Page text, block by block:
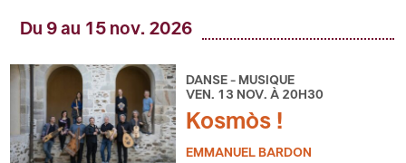
Du 9 au 15 nov. 2026
DANSE - MUSIQUE
VEN. 13 NOV. À 20H30
Kosmòs !
EMMANUEL BARDON